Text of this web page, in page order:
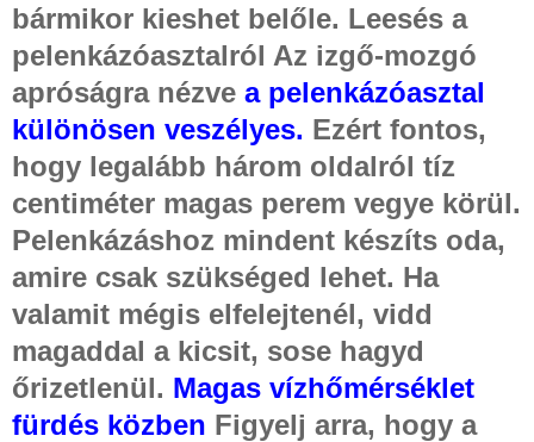
bármikor kieshet belőle. Leesés a
pelenkázóasztalról Az izgő-mozgó
apróságra nézve a pelenkázóasztal
különösen veszélyes. Ezért fontos,
hogy legalább három oldalról tíz
centiméter magas perem vegye körül.
Pelenkázáshoz mindent készíts oda,
amire csak szükséged lehet. Ha
valamit mégis elfelejtenél, vidd
magaddal a kicsit, sose hagyd
őrizetlenül. Magas vízhőmérséklet
fürdés közben Figyelj arra, hogy a